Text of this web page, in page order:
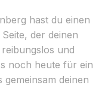
hast du einen
der deinen
und
noch heute für ein
deinen